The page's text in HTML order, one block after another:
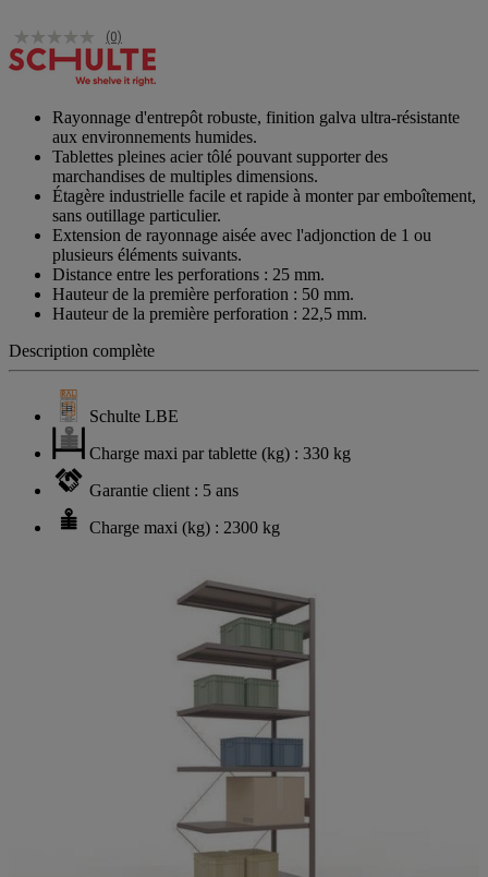
(0)
Rayonnage d'entrepôt robuste, finition galva ultra-résistante
aux environnements humides.
Tablettes pleines acier tôlé pouvant supporter des
marchandises de multiples dimensions.
Étagère industrielle facile et rapide à monter par emboîtement,
sans outillage particulier.
Extension de rayonnage aisée avec l'adjonction de 1 ou
plusieurs éléments suivants.
Distance entre les perforations : 25 mm.
Hauteur de la première perforation : 50 mm.
Hauteur de la première perforation : 22,5 mm.
Description complète
Schulte LBE
Charge maxi par tablette (kg) : 330 kg
Garantie client : 5 ans
Charge maxi (kg) : 2300 kg